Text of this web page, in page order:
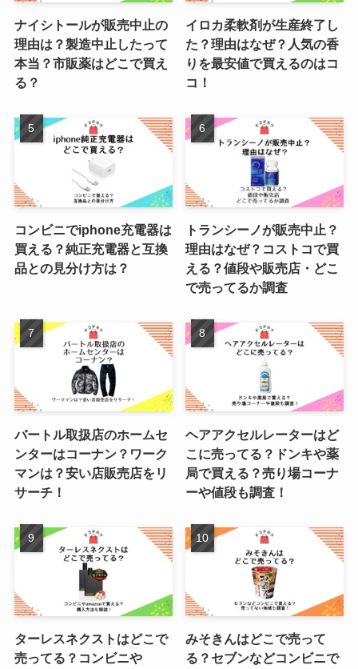
ナイシトールが販売中止の
理由は？製造中止したって
本当？市販薬はどこで買え
る？
イロカ柔軟剤が生産終了し
た？理由はなぜ？人気の香
りを最安値で買えるのはコ
コ！
コンビニでiphone充電器は
買える？純正充電器と互換
品との見分け方は？
トランシーノが販売中止？
理由はなぜ？コストコで買
える？値段や販売店・どこ
で売ってるか調査
バートル取扱店のホームセ
ンターはコーナン？ワーク
マンは？安い店販売店をリ
サーチ！
ヘアアクセルレーターはど
こに売ってる？ドンキや薬
局で買える？売り場コーナ
ーや値段も調査！
ターレスネクストはどこで
売ってる？コンビニや
みそきんはどこで売って
る？セブンなどコンビニで